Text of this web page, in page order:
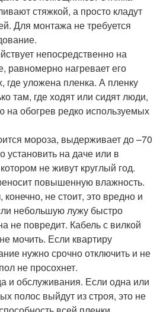
стяжкой, а просто кладут
Для монтажа не требуется
непосредственно на
равномерно нагревает его
где уложена пленка. А пленку
там, где ходят или сидят люди,
на обогрев редко используемых
мороза, выдерживает до –70
установить на даче или в
не живут круглый год.
повышенную влажность.
не стоит, это вредно и
небольшую лужу быстро
не повредит. Кабель с вилкой
мочить. Если квартиру
нужно срочно отключить и не
не просохнет.
и обслуживания. Если одна или
полос выйдут из строя, это не